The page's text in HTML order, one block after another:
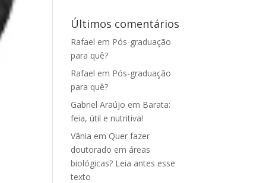
Últimos comentários
Rafael em Pós-graduação
para quê?
Rafael em Pós-graduação
para quê?
Gabriel Araújo em Barata:
feia, útil e nutritiva!
Vânia em Quer fazer
doutorado em áreas
biológicas? Leia antes esse
texto